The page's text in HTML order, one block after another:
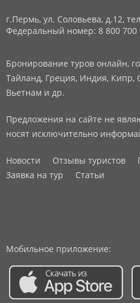
г.Пермь, ул. Соловьева, д.12,
Федеральный номер: 8 800 700
Бронирование туров онлайн,
Тайланд, Греция, Индия,
Вьетнам и др.
Предложения на сайте не
носят исключительно
Новости Отзывы туристов
Заявка на тур
Статьи
Мобильное приложение: